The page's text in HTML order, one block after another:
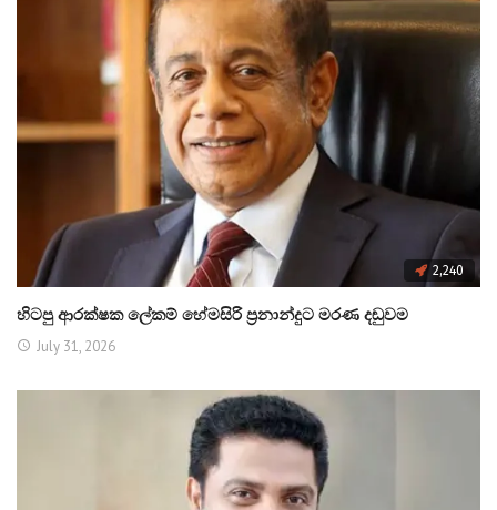
2,240
හිටපු ආරක්ෂක ලේකම් හේමසිරි ප්‍රනාන්දුට මරණ දඬුවම
July 31, 2026